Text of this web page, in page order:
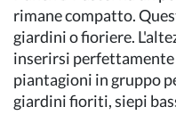
rimane compatto.
giardini o fioriere.
inserirsi
piantagioni in gruppo
giardini fioriti, siepi